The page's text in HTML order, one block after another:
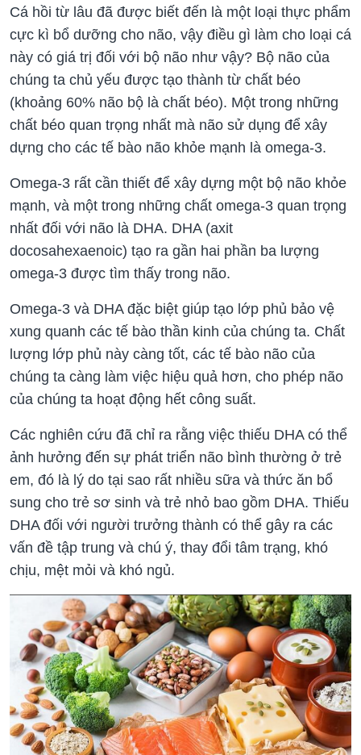
Cá hồi từ lâu đã được biết đến là một loại thực phẩm
cực kì bổ dưỡng cho não, vậy điều gì làm cho loại cá
này có giá trị đối với bộ não như vậy? Bộ não của
chúng ta chủ yếu được tạo thành từ chất béo
(khoảng 60% não bộ là chất béo). Một trong những
chất béo quan trọng nhất mà não sử dụng để xây
dựng cho các tế bào não khỏe mạnh là omega-3.
Omega-3 rất cần thiết để xây dựng một bộ não khỏe
mạnh, và một trong những chất omega-3 quan trọng
nhất đối với não là DHA. DHA (axit
docosahexaenoic) tạo ra gần hai phần ba lượng
omega-3 được tìm thấy trong não.
Omega-3 và DHA đặc biệt giúp tạo lớp phủ bảo vệ
xung quanh các tế bào thần kinh của chúng ta. Chất
lượng lớp phủ này càng tốt, các tế bào não của
chúng ta càng làm việc hiệu quả hơn, cho phép não
của chúng ta hoạt động hết công suất.
Các nghiên cứu đã chỉ ra rằng việc thiếu DHA có thể
ảnh hưởng đến sự phát triển não bình thường ở trẻ
em, đó là lý do tại sao rất nhiều sữa và thức ăn bổ
sung cho trẻ sơ sinh và trẻ nhỏ bao gồm DHA. Thiếu
DHA đối với người trưởng thành có thể gây ra các
vấn đề tập trung và chú ý, thay đổi tâm trạng, khó
chịu, mệt mỏi và khó ngủ.